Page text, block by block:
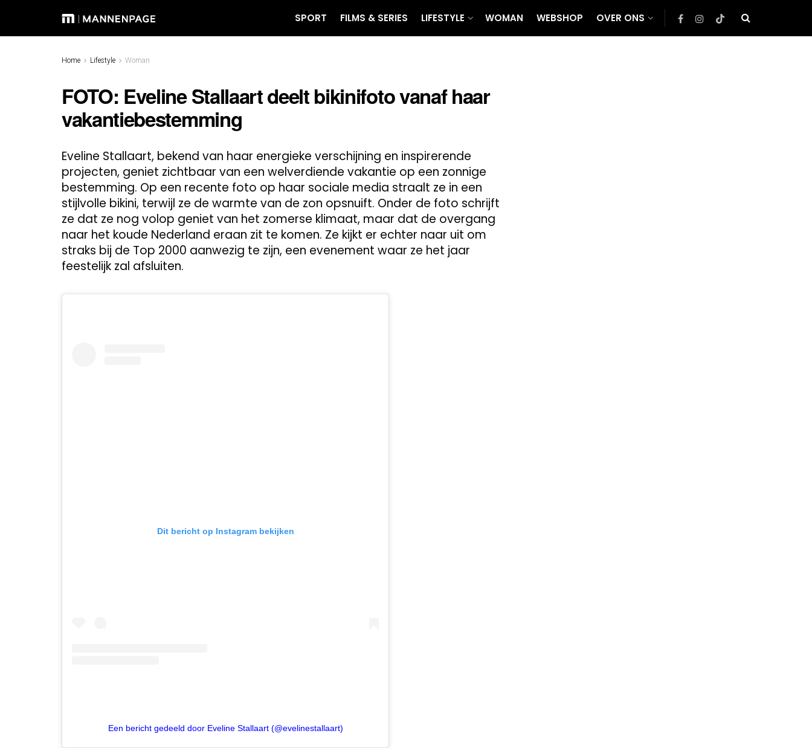
SPORT FILMS & SERIES LIFESTYLE WOMAN WEBSHOP OVER ONS
Home Lifestyle Woman
FOTO: Eveline Stallaart deelt bikinifoto vanaf haar
vakantiebestemming
Eveline Stallaart, bekend van haar energieke verschijning en inspirerende
projecten, geniet zichtbaar van een welverdiende vakantie op een zonnige
bestemming. Op een recente foto op haar sociale media straalt ze in een
stijlvolle bikini, terwijl ze de warmte van de zon opsnuift. Onder de foto schrijft
ze dat ze nog volop geniet van het zomerse klimaat, maar dat de overgang
naar het koude Nederland eraan zit te komen. Ze kijkt er echter naar uit om
straks bij de Top 2000 aanwezig te zijn, een evenement waar ze het jaar
feestelijk zal afsluiten.
Dit bericht op Instagram bekijken
Een bericht gedeeld door Eveline Stallaart (@evelinestallaart)